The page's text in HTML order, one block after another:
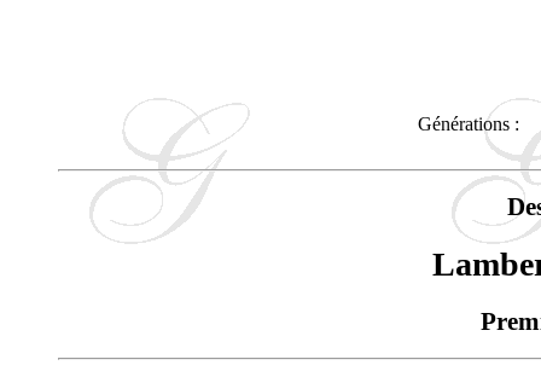
Générations :